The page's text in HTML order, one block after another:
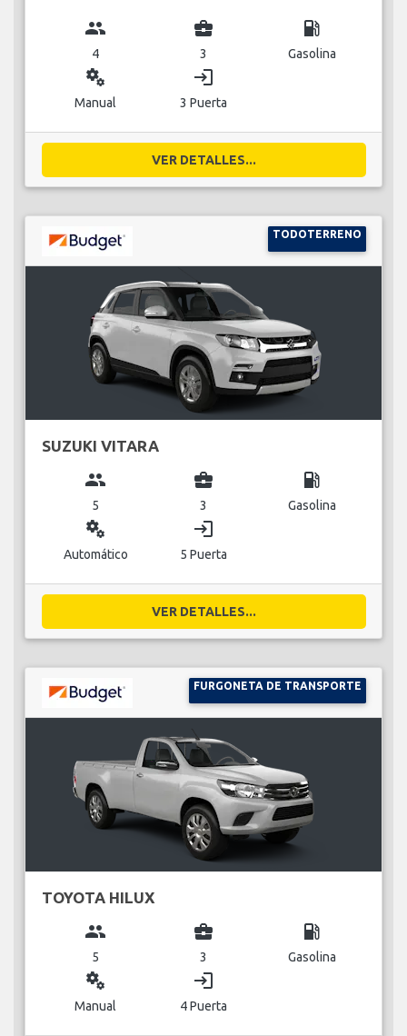
group
4
business_center
3
local_gas_station
Gasolina
miscellaneous_services
Manual
login
3 Puerta
VER DETALLES...
TODOTERRENO
SUZUKI VITARA
group
5
business_center
3
local_gas_station
Gasolina
miscellaneous_services
Automático
login
5 Puerta
VER DETALLES...
FURGONETA DE TRANSPORTE
TOYOTA HILUX
group
5
business_center
3
local_gas_station
Gasolina
miscellaneous_services
Manual
login
4 Puerta